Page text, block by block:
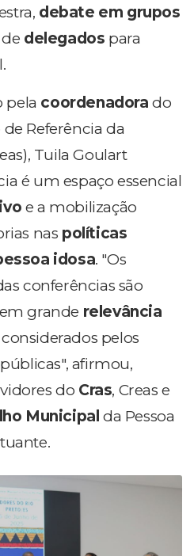
debate em grupos
delegados para
pela coordenadora do
Referência da
Tuila Goulart
é um espaço essencial
e a mobilização
nas políticas
idosa. "Os
conferências são
grande relevância
pelos
afirmou,
do Cras, Creas e
Municipal da Pessoa